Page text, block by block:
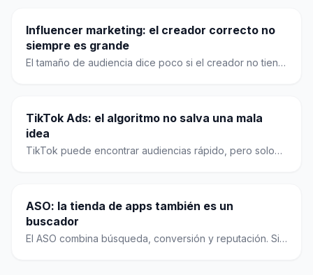
Influencer marketing: el creador correcto no
siempre es grande
El tamaño de audiencia dice poco si el creador no tiene
TikTok Ads: el algoritmo no salva una mala
idea
TikTok puede encontrar audiencias rápido, pero solo
ASO: la tienda de apps también es un
buscador
El ASO combina búsqueda, conversión y reputación. Sin